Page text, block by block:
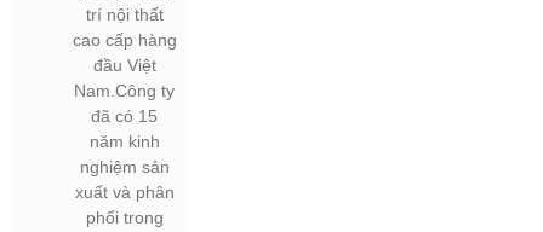
trí nội thất
cao cấp hàng
đầu Việt
Nam.Công ty
đã có 15
năm kinh
nghiệm sản
xuất và phân
phối trong